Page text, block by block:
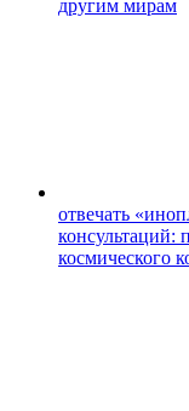
другим мирам
отвечать
консультаций:
космического